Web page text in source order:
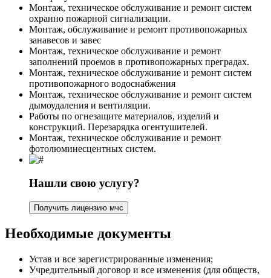
Монтаж, техническое обслуживание и ремонт систем
охранно пожарной сигнализации.
Монтаж, обслуживание и ремонт противопожарных
занавесов и завес
Монтаж, техническое обслуживание и ремонт
заполнений проемов в противопожарных преградах.
Монтаж, техническое обслуживание и ремонт систем
противопожарного водоснабжения
Монтаж, техническое обслуживание и ремонт систем
дымоудаления и вентиляции.
Работы по огнезащите материалов, изделий и
конструкций. Перезарядка огентушителей.
Монтаж, техническое обслуживание и ремонт
фотолюминесцентных систем.
Нашли свою услугу?
Получить лицензию мчс
Необходимые документы
Устав и все зарегистрированные изменения;
Учредительный договор и все изменения (для обществ,